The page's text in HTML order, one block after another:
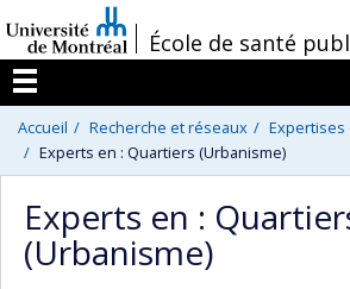
au
contenu
/École de santé
Menu
Accueil Recherche et réseaux
Expertises
Experts en : Quartiers (Urbanisme)
Experts en :
(Urbanisme)